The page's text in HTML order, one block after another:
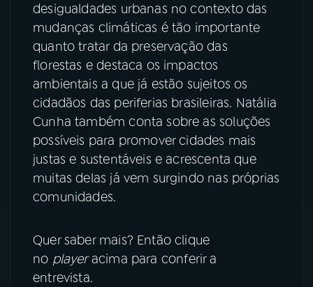
desigualdades urbanas no contexto das
mudanças climáticas é tão importante
quanto tratar da preservação das
florestas e destaca os impactos
ambientais a que já estão sujeitos os
cidadãos das periferias brasileiras. Natália
Cunha também conta sobre as soluções
possíveis para promover cidades mais
justas e sustentáveis e acrescenta que
muitas delas já vem surgindo nas próprias
comunidades.
Quer saber mais? Então clique
no playeracima para conferir a
entrevista.